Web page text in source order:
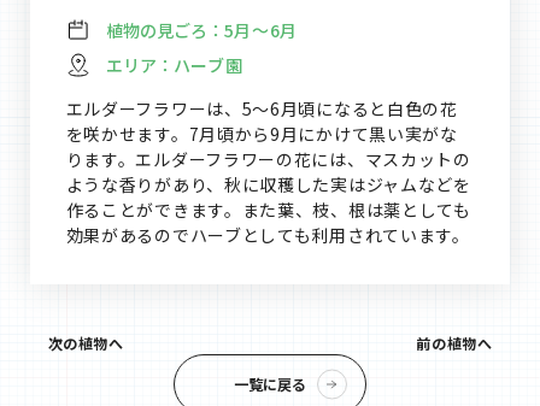
植物の見ごろ： 5月～6月
エリア： ハーブ園
エルダーフラワーは、5～6月頃になると白色の花
を咲かせます。7月頃から9月にかけて黒い実がな
ります。エルダーフラワーの花には、マスカットの
ような香りがあり、秋に収穫した実はジャムなどを
作ることができます。また葉、枝、根は薬としても
効果があるのでハーブとしても利用されています。
次の植物へ
一覧に戻る
前の植物へ